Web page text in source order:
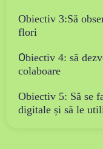
Obiectiv 3:Să
flori
Obiectiv 4: să
colaboare
Obiectiv 5: Să se
digitale și să le